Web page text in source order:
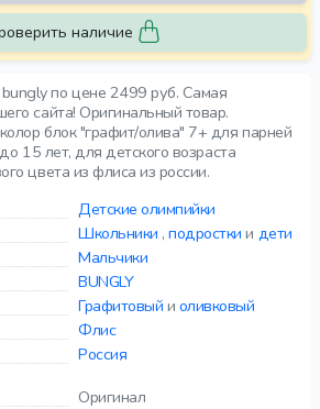
по цене 2499 руб. Самая
сайта! Оригинальный товар.
блок "графит/олива" 7+ для парней
15 лет, для детского возраста
цвета из флиса из россии.
Детские олимпийки
Школьники ,подростки и дети
Мальчики
BUNGLY
Графитовый и оливковый
Флис
Россия
Оригинал
наличие